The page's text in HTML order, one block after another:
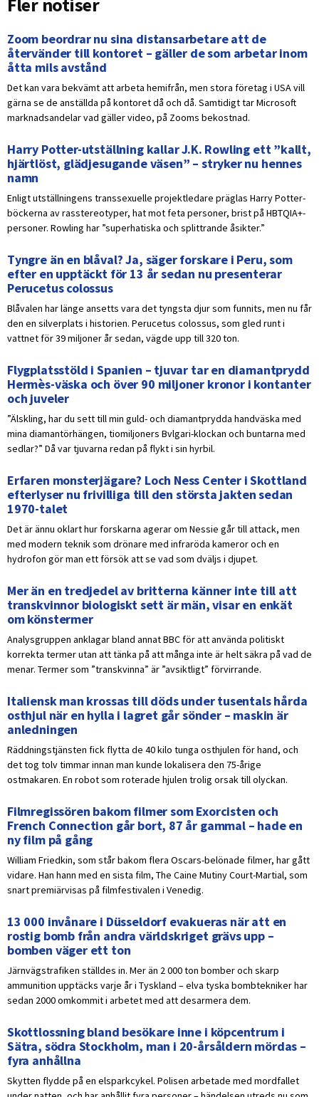
Fler notiser
Zoom beordrar nu sina distansarbetare att de
återvänder till kontoret – gäller de som arbetar inom
åtta mils avstånd
Det kan vara bekvämt att arbeta hemifrån, men stora företag i USA vill
gärna se de anställda på kontoret då och då. Samtidigt tar Microsoft
marknadsandelar vad gäller video, på Zooms bekostnad.
Harry Potter-utställning kallar J.K. Rowling ett ”kallt,
hjärtlöst, glädjesugande väsen” – stryker nu hennes
namn
Enligt utställningens transsexuelle projektledare präglas Harry Potter-
böckerna av rasstereotyper, hat mot feta personer, brist på HBTQIA+-
personer. Rowling har ”superhatiska och splittrande åsikter.”
Tyngre än en blåval? Ja, säger forskare i Peru, som
efter en upptäckt för 13 år sedan nu presenterar
Perucetus colossus
Blåvalen har länge ansetts vara det tyngsta djur som funnits, men nu får
den en silverplats i historien. Perucetus colossus, som gled runt i
vattnet för 39 miljoner år sedan, vägde upp till 320 ton.
Flygplatsstöld i Spanien – tjuvar tar en diamantprydd
Hermès-väska och över 90 miljoner kronor i kontanter
och juveler
”Älskling, har du sett till min guld- och diamantprydda handväska med
mina diamantörhängen, tiomiljoners Bvlgari-klockan och buntarna med
sedlar?” Då var tjuvarna redan på flykt i sin hyrbil.
Erfaren monsterjägare? Loch Ness Center i Skottland
efterlyser nu frivilliga till den största jakten sedan
1970-talet
Det är ännu oklart hur forskarna agerar om Nessie går till attack, men
med modern teknik som drönare med infraröda kameror och en
hydrofon gör man ett försök att se vad som dväljs i djupet.
Mer än en tredjedel av britterna känner inte till att
transkvinnor biologiskt sett är män, visar en enkät
om könstermer
Analysgruppen anklagar bland annat BBC för att använda politiskt
korrekta termer utan att tänka på att många inte är helt säkra på vad de
menar. Termer som ”transkvinna” är ”avsiktligt” förvirrande.
Italiensk man krossas till döds under tusentals hårda
osthjul när en hylla i lagret går sönder – maskin är
anledningen
Räddningstjänsten fick flytta de 40 kilo tunga osthjulen för hand, och
det tog tolv timmar innan man kunde lokalisera den 75-årige
ostmakaren. En robot som roterade hjulen trolig orsak till olyckan.
Filmregissören bakom filmer som Exorcisten och
French Connection går bort, 87 år gammal – hade en
ny film på gång
William Friedkin, som står bakom flera Oscars-belönade filmer, har gått
vidare. Han hann med en sista film, The Caine Mutiny Court-Martial, som
snart premiärvisas på filmfestivalen i Venedig.
13 000 invånare i Düsseldorf evakueras när att en
rostig bomb från andra världskriget grävs upp –
bomben väger ett ton
Järnvägstrafiken ställdes in. Mer än 2 000 ton bomber och skarp
ammunition upptäcks varje år i Tyskland – elva tyska bombtekniker har
sedan 2000 omkommit i arbetet med att desarmera dem.
Skottlossning bland besökare inne i köpcentrum i
Sätra, södra Stockholm, man i 20-årsåldern mördas –
fyra anhållna
Skytten flydde på en elsparkcykel. Polisen arbetade med mordfallet